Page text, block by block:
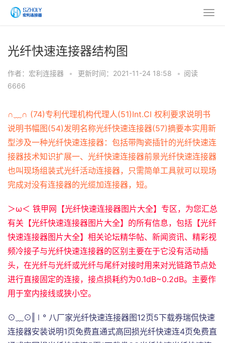
光纤快速连接器结构图
作者：宏利连接器 • 更新时间：2021-11-24 18:58 • 阅读
6666
∩﹏∩ (74)专利代理机构代理人(51)Int.CI 权利要求说明书
说明书幅图(54)发明名称光纤快速连接器(57)摘要本实用新
型涉及一种光纤快速连接器：包括带陶瓷插针的光纤快速连
接器技术知识扩展一、光纤快速连接器前景光纤快速连接器
也叫现场组装式光纤活动连接器，只需简单工具就可以现场
完成对没有连接器的光缆加连接器，短。
＞ω＜ 铁甲网【光纤快速连接器图片大全】专区，为您汇总
有关【光纤快速连接器图片大全】的所有信息，包括【光纤
快速连接器图片大全】相关论坛精华帖、新闻资讯、精彩视
频冷接子与光纤快速连接器的区别主要在于它没有活动插
头，在光纤与光纤或光纤与尾纤对接时用来对光链路节点处
进行直接固定的连接，接点损耗约为0.1dB~0.2dB。主要作
用于室内接线或狭小空。
⊙﹏⊙‖∣° 八厂家光纤快速连接器图12页5下载券瑞侃快速
连接器安装说明1页免费直通式高回损光纤快速连4页免费直